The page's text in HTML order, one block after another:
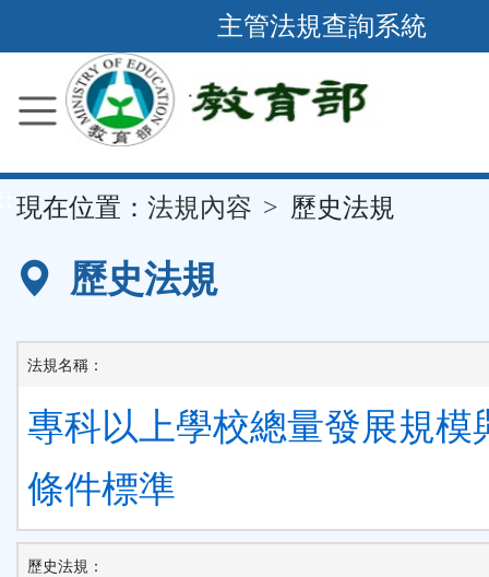
到
要
容
區
主管法規查詢系統
現在位置： 法規內容 歷史法規
歷史法規
法規名稱：
專科以上學校總量發展規模
條件標準
歷史法規：